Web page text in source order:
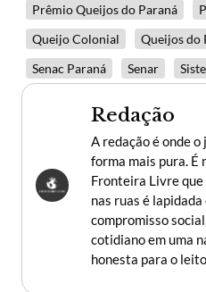
Prêmio Queijos do Paraná
Queijo Colonial
Queijos do
Senac Paraná
Senar
Redação
A redação é onde
forma mais pura. É
Fronteira Livre
nas ruas é
compromisso
cotidiano em uma
honesta para o